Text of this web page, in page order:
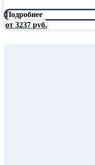
Подробнее
от 3237 руб.